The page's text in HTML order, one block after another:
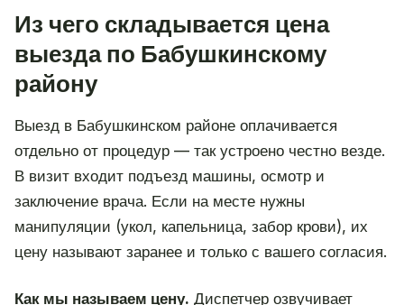
Из чего складывается цена
выезда по Бабушкинскому
району
Выезд в Бабушкинском районе оплачивается
отдельно от процедур — так устроено честно везде.
В визит входит подъезд машины, осмотр и
заключение врача. Если на месте нужны
манипуляции (укол, капельница, забор крови), их
цену называют заранее и только с вашего согласия.
Как мы называем цену. Диспетчер озвучивает